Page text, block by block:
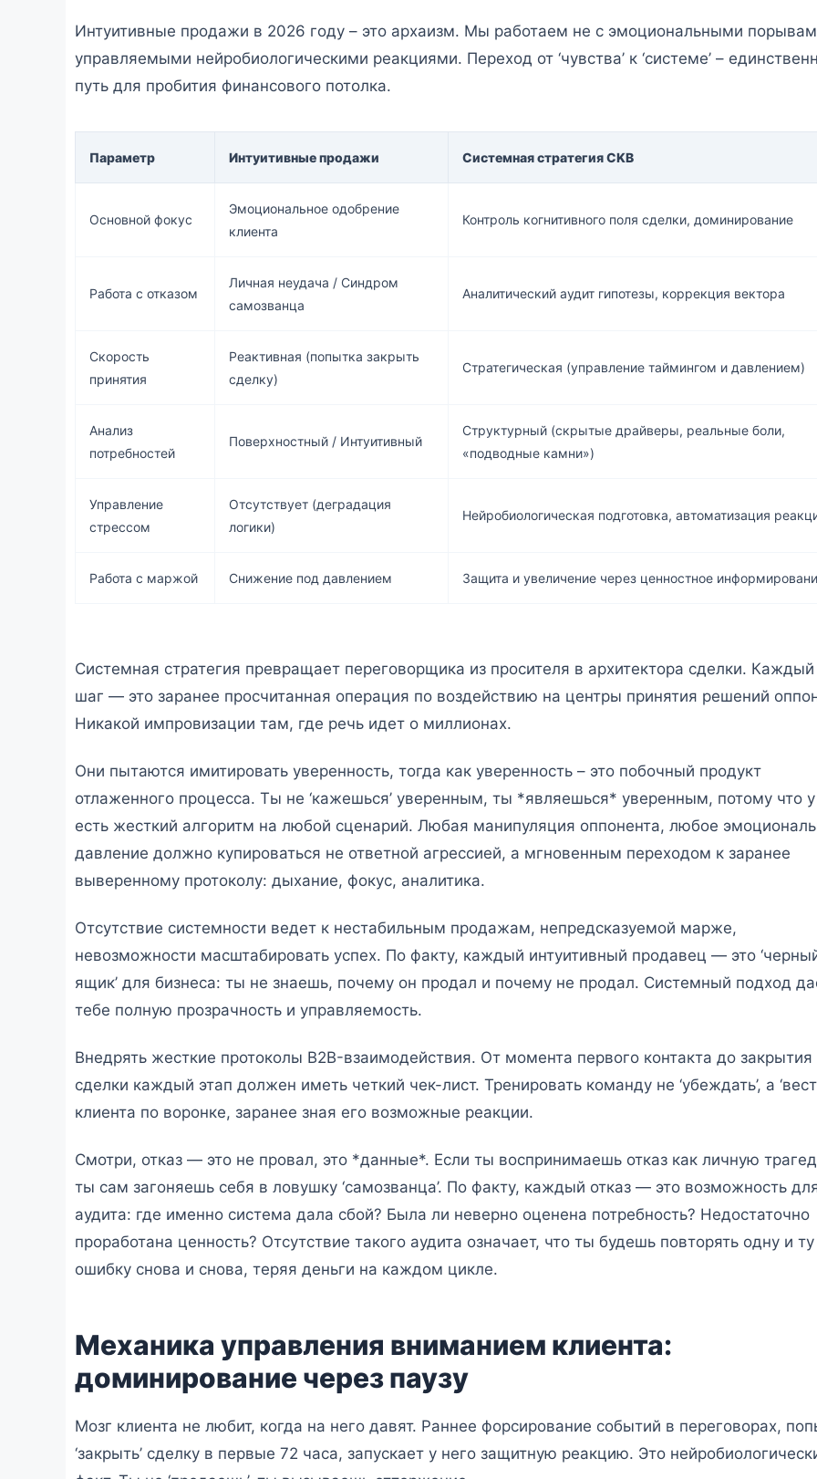
Интуитивные продажи в 2026 году – это архаизм. Мы работаем не с эмоциональными
управляемыми нейробиологическими реакциями. Переход от ‘чувства’ к ‘системе’ –
путь для пробития финансового потолка.
Параметр Интуитивные продажи Системная стратегия CKB
Основной фокус
Эмоциональное одобрение
клиента
Контроль когнитивного поля сделки, доминирование
Работа с отказом
Личная неудача / Синдром
самозванца
Аналитический аудит гипотезы, коррекция вектора
Скорость
принятия
Реактивная (попытка закрыть
сделку)
Стратегическая (управление таймингом и давлением)
Анализ
потребностей
Поверхностный / Интуитивный
Структурный (скрытые драйверы, реальные боли,
«подводные камни»)
Управление
стрессом
Отсутствует (деградация
логики)
Нейробиологическая подготовка, автоматизация
Работа с маржой Снижение под давлением Защита и увеличение через ценностное
Системная стратегия превращает переговорщика из просителя в архитектора сделки. Каждый
шаг — это заранее просчитанная операция по воздействию на центры принятия решений
Никакой импровизации там, где речь идет о миллионах.
Они пытаются имитировать уверенность, тогда как уверенность – это побочный продукт
отлаженного процесса. Ты не ‘кажешься’ уверенным, ты *являешься* уверенным, потому что у
есть жесткий алгоритм на любой сценарий. Любая манипуляция оппонента, любое
давление должно купироваться не ответной агрессией, а мгновенным переходом к заранее
выверенному протоколу: дыхание, фокус, аналитика.
Отсутствие системности ведет к нестабильным продажам, непредсказуемой марже,
невозможности масштабировать успех. По факту, каждый интуитивный продавец — это
ящик’ для бизнеса: ты не знаешь, почему он продал и почему не продал. Системный подход
тебе полную прозрачность и управляемость.
Внедрять жесткие протоколы B2B-взаимодействия. От момента первого контакта до закрытия
сделки каждый этап должен иметь четкий чек-лист. Тренировать команду не ‘убеждать’, а
клиента по воронке, заранее зная его возможные реакции.
Смотри, отказ — это не провал, это *данные*. Если ты воспринимаешь отказ как личную
ты сам загоняешь себя в ловушку ‘самозванца’. По факту, каждый отказ — это возможность
аудита: где именно система дала сбой? Была ли неверно оценена потребность? Недостаточно
проработана ценность? Отсутствие такого аудита означает, что ты будешь повторять одну и
ошибку снова и снова, теряя деньги на каждом цикле.
Механика управления вниманием клиента:
доминирование через паузу
Мозг клиента не любит, когда на него давят. Раннее форсирование событий в переговорах,
‘закрыть’ сделку в первые 72 часа, запускает у него защитную реакцию. Это